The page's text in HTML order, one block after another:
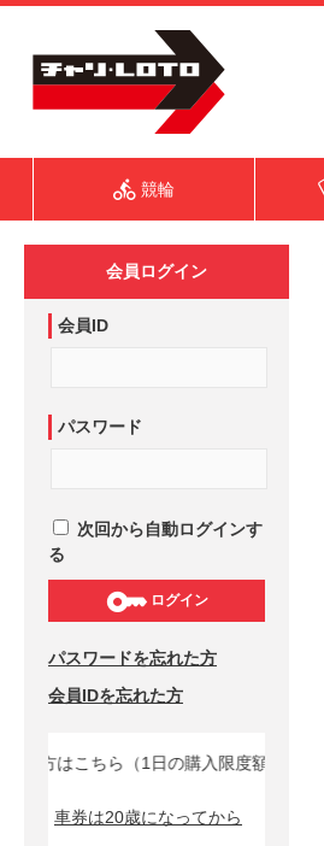
競輪
会員ログイン
会員ID
パスワード
次回から自動ログインす
る
ログイン
パスワードを忘れた方
会員IDを忘れた方
こちら（1日の購入限度額の設定）↓
車券は20歳になってから